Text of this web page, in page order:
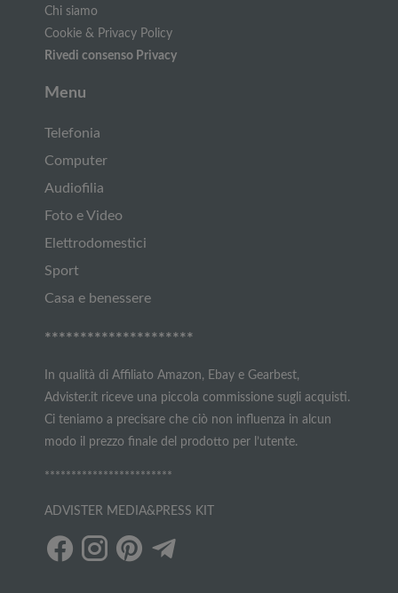
Chi siamo
Cookie & Privacy Policy
Rivedi consenso Privacy
Menu
Telefonia
Computer
Audiofilia
Foto e Video
Elettrodomestici
Sport
Casa e benessere
*********************
In qualità di Affiliato Amazon, Ebay e Gearbest,
Advister.it riceve una piccola commissione sugli acquisti.
Ci teniamo a precisare che ciò non influenza in alcun
modo il prezzo finale del prodotto per l’utente.
************************
ADVISTER MEDIA&PRESS KIT